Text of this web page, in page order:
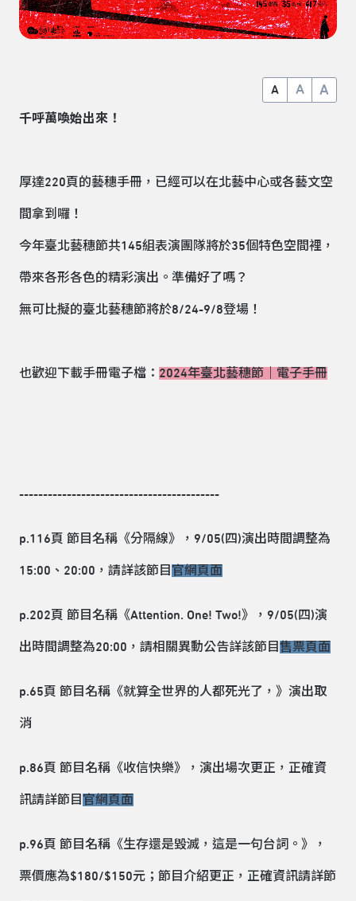
A A A
千呼萬喚始出來！
厚達220頁的藝穗手冊，已經可以在北藝中心或各藝文空
間拿到囉！
今年臺北藝穗節共145組表演團隊將於35個特色空間裡，
帶來各形各色的精彩演出。準備好了嗎？
無可比擬的臺北藝穗節將於8/24-9/8登場！
也歡迎下載手冊電子檔： 2024年臺北藝穗節｜電子手冊
------------------------------------------
p.116頁 節目名稱《分隔線》，9/05(四)演出時間調整為
15:00、20:00，請詳該節目 官網頁面
p.202頁 節目名稱《Attention. One! Two!》，9/05(四)演
出時間調整為20:00，請相關異動公告詳該節目 售票頁面
p.65頁 節目名稱《就算全世界的人都死光了，》演出取
消
p.86頁 節目名稱《收信快樂》，演出場次更正，正確資
訊請詳節目 官網頁面
p.96頁 節目名稱《生存還是毀滅，這是一句台詞。》，
票價應為$180/$150元；節目介紹更正，正確資訊請詳節